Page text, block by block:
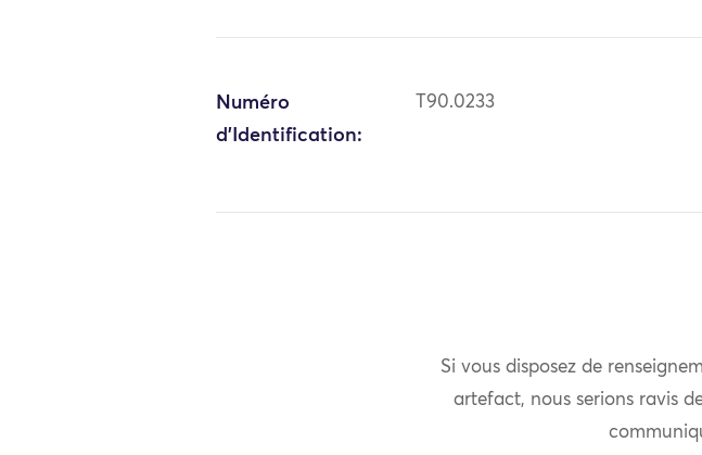
Numéro
d'Identification:
T90.0233
Si vous disposez de
artefact, nous serions ravis